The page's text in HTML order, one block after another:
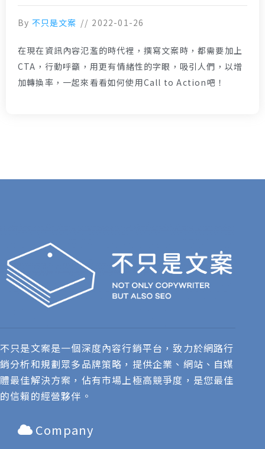
By 不只是文案 2022-01-26
在現在資訊內容氾濫的時代裡，撰寫文案時，都需要加上
CTA，行動呼籲，用更有情緒性的字眼，吸引人們，以增
加轉換率，一起來看看如何使用Call to Action吧！
不只是文案是一個深度內容行銷平台，致力於網路行
銷分析和規劃眾多品牌策略，提供企業、網站、自媒
體最佳解決方案，佔有市場上極高競爭度，是您最佳
的信賴的經營夥伴。
Company